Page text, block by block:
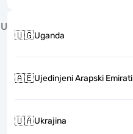
U
🇺🇬Uganda
🇦🇪Ujedinjeni Arapski Emirati
🇺🇦Ukrajina